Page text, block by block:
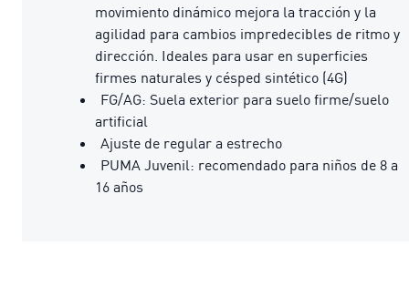
movimiento dinámico mejora la tracción y la
agilidad para cambios impredecibles de ritmo y
dirección. Ideales para usar en superficies
firmes naturales y césped sintético (4G)
FG/AG: Suela exterior para suelo firme/suelo
artificial
Ajuste de regular a estrecho
PUMA Juvenil: recomendado para niños de 8 a
16 años